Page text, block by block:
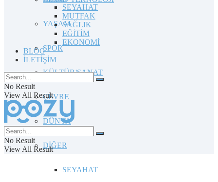
YAŞAM
SPOR
KÜLTÜR/SANAT
ÇEVRE
DÜNYA
DİĞER
SEYAHAT
SEYAHAT
MUTFAK
SAĞLIK
EĞİTİM
EKONOMİ
BLOG
İLETİŞİM
No Result
View All Result
No Result
View All Result